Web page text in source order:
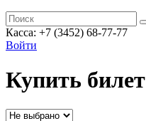
Касса: +7 (3452) 68-77-77
Войти
Купить билет